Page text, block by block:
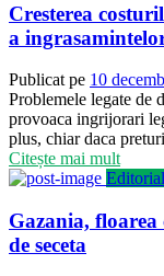
Cresterea
a
Publicat pe 10
Problemele legate de
provoaca ingrijorari
plus, chiar daca
Citește mai mult
Editorial
Gazania,
de seceta